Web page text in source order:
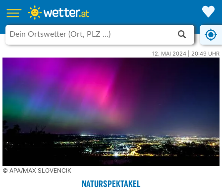
12. MAI 2024 | 20:49 UHR
© APA/MAX SLOVENCIK
NATURSPEKTAKEL